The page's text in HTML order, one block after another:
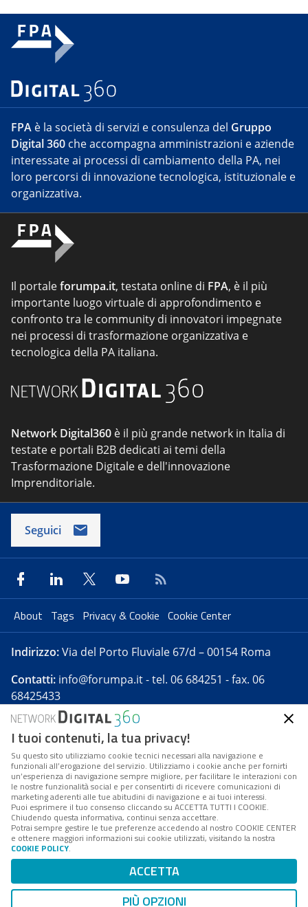
FPA è la società di servizi e consulenza del Gruppo
Digital 360 che accompagna amministrazioni e aziende
interessate ai processi di cambiamento della PA, nei
loro percorsi di innovazione tecnologica, istituzionale e
organizzativa.
Il portaleforumpa.it, testata online di FPA, è il più
importante luogo virtuale di approfondimento e
confronto tra le community di innovatori impegnate
nei processi di trasformazione organizzativa e
tecnologica della PA italiana.
Network Digital360 è il più grande network in Italia di
testate e portali B2B dedicati ai temi della
Trasformazione Digitale e dell'innovazione
Imprenditoriale.
Seguici
About Tags Privacy & Cookie Cookie Center
Indirizzo:Via del Porto Fluviale 67/d – 00154 Roma
Contatti: info@forumpa.it- tel. 06 684251 - fax. 06
68425433
Forumpa.itè una pubblicazione telematica iscritta
presso Registro della stampa del Tribunale di Roma -
Reg. n. 182 del 2 maggio 2008 - Direttore resp. Michela
Stentella
FPA s.r.l. è società soggetta a Direzione e
Coordinamento da parte di Digital360 S.p.A. - FPA s.r.l.
è un'azienda certificata per il sistema di management
Codice Fiscale/Partita IVA n. 10693191008 - R.E.A. Roma
n. 1249791. ISP AWS
Mappa del sito
I tuoi contenuti, la tua privacy!
Su questo sito utilizziamo cookie tecnici necessari alla navigazione e
funzionali all’erogazione del servizio. Utilizziamo i cookie anche per fornirti
un’esperienza di navigazione sempre migliore, per facilitare le interazioni con
le nostre funzionalità social e per consentirti di ricevere comunicazioni di
marketing aderenti alle tue abitudini di navigazione e ai tuoi interessi.
Puoi esprimere il tuo consenso cliccando su ACCETTA TUTTI I COOKIE.
Chiudendo questa informativa, continui senza accettare.
Potrai sempre gestire le tue preferenze accedendo al nostro COOKIE CENTER
e ottenere maggiori informazioni sui cookie utilizzati, visitando la nostra
COOKIE POLICY.
ACCETTA
PIÙ OPZIONI